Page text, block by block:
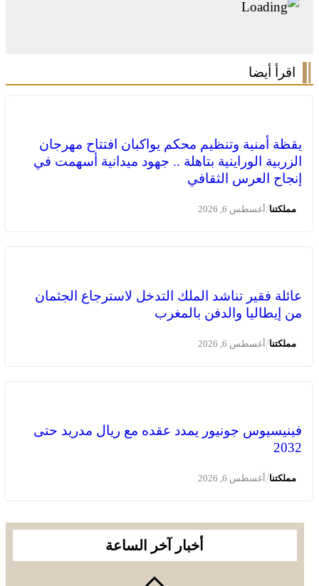
اقرأ أيضا
يقظة أمنية وتنظيم محكم يواكبان افتتاح مهرجان
الزربية الوراينية بتاهلة .. جهود ميدانية أسهمت في
إنجاح العرس الثقافي
مملكتنا/أغسطس 6, 2026
عائلة فقير تناشد الملك التدخل لاسترجاع الجثمان
من إيطاليا والدفن بالمغرب
مملكتنا/أغسطس 6, 2026
فينيسيوس جونيور يمدد عقده مع ريال مدريد حتى
2032
مملكتنا/أغسطس 6, 2026
أخبار آخر الساعة